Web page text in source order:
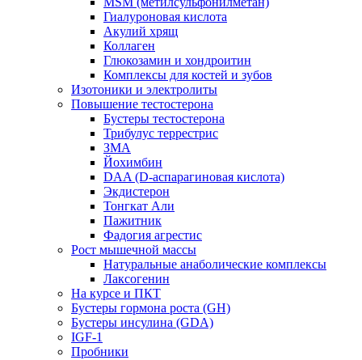
Гиалуроновая кислота
Акулий хрящ
Коллаген
Глюкозамин и хондроитин
Комплексы для костей и зубов
Изотоники и электролиты
Повышение тестостерона
Бустеры тестостерона
Трибулус террестрис
ЗМА
Йохимбин
DAA (D-аспарагиновая кислота)
Экдистерон
Тонгкат Али
Пажитник
Фадогия агрестис
Рост мышечной массы
Натуральные анаболические комплексы
Лаксогенин
На курсе и ПКТ
Бустеры гормона роста (GH)
Бустеры инсулина (GDA)
IGF-1
Пробники